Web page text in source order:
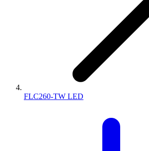
FLC260-TW LED